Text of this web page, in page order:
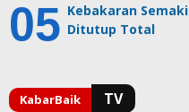
Kebakaran
Ditutup Total